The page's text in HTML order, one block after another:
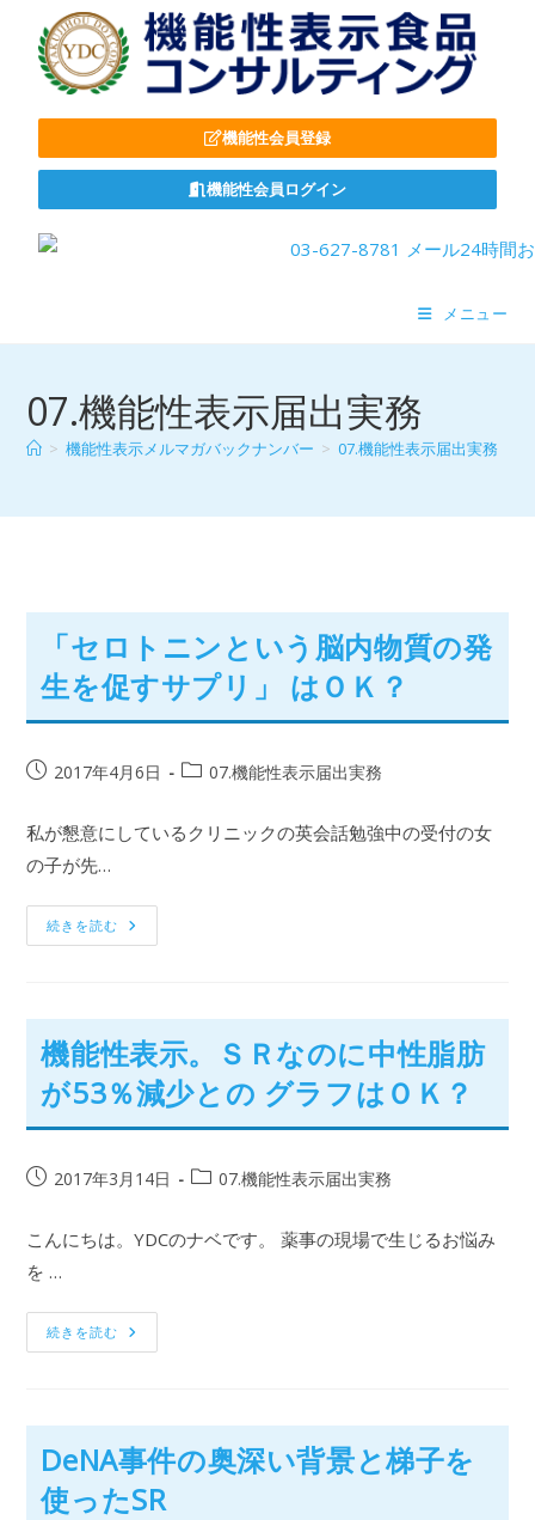
機能性会員登録
機能性会員ログイン
メニュー
07.機能性表示届出実務
> 機能性表示メルマガバックナンバー > 07.機能性表示届出実務
「セロトニンという脳内物質の発
生を促すサプリ」 はＯＫ？
2017年4月6日 07.機能性表示届出実務
私が懇意にしているクリニックの英会話勉強中の受付の女
の子が先…
続きを読む
機能性表示。ＳＲなのに中性脂肪
が53％減少との グラフはＯＫ？
2017年3月14日 07.機能性表示届出実務
こんにちは。YDCのナベです。 薬事の現場で生じるお悩み
を …
続きを読む
DeNA事件の奥深い背景と梯子を
使ったSR